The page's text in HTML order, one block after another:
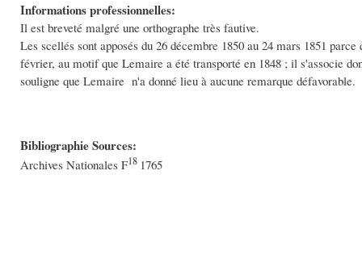
Informations professionnelles:
Il est breveté malgré une orthographe très fautive.
Les scellés sont apposés du 26 décembre 1850 au 24 mars 1851
février, au motif que Lemaire a été transporté en 1848 ; il s'associe
souligne que Lemaire n'a donné lieu à aucune remarque
Bibliographie Sources:
Archives Nationales F18 1765